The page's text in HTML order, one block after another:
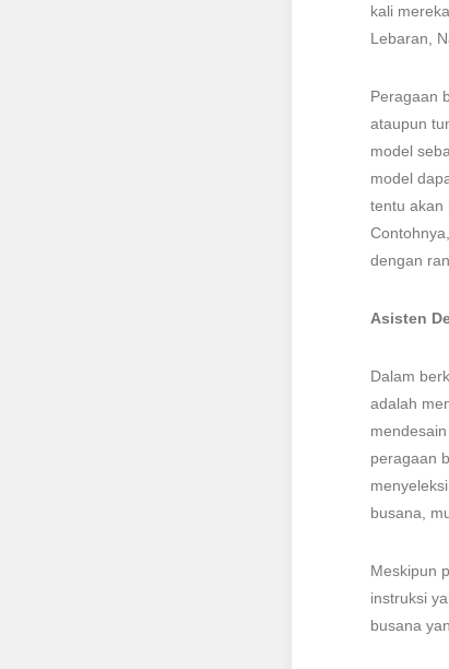
kali
Lebaran,
Peragaan
ataupun
model
model
tentu akan
dengan
Asisten
Dalam
adalah
peragaan
busana,
Meskipun
instruksi
busana